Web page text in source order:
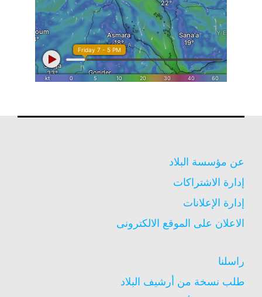
عن مؤسسة البلاد
إدارة الاشتراكات
إدارة الإعلانات
الاعلان على الموقع الالكترونى
راسلنا
طلب نسخة من أرشيف البلاد